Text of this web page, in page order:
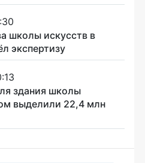
школы искусств в
экспертизу
здания школы
выделили 22,4 млн